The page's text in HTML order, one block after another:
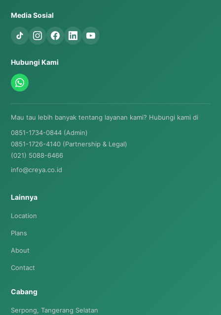
Media Sosial
Hubungi Kami
Mau tau lebih banyak tentang layanan kami? Hubungi kami di
0851-1734-0844 (Admin)
0851-1726-4140 (Partnership & Legal)
(021) 5088-6466
info@creya.co.id
Lainnya
Location
Plans
About
Contact
Cabang
Serpong, Tangerang Selatan